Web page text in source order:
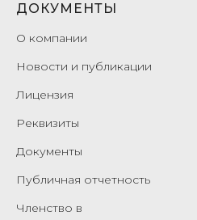
ДОКУМЕНТЫ
О компании
Новости и публикации
Лицензия
Реквизиты
Документы
Публичная отчетность
Членство в